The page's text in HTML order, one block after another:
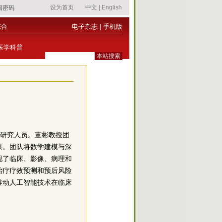
电子杂志 手机版
学科普
究人员。董彬教授团
团队将数学建模与深
临床、影像、病理和
疗效预测和预后风险
人工智能技术在临床